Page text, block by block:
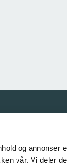
og annonser
vår. Vi deler